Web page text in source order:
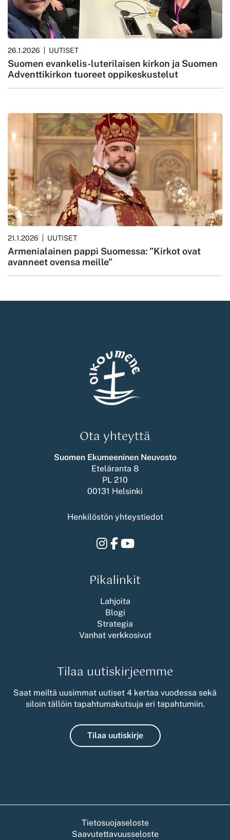
26.1.2026 UUTISET
Suomen evankelis-luterilaisen kirkon ja Suomen
Adventtikirkon tuoreet oppikeskustelut
21.1.2026 UUTISET
Armenialainen pappi Suomessa: ”Kirkot ovat
avanneet ovensa meille”
Ota yhteyttä
Suomen Ekumeeninen Neuvosto
Eteläranta 8
PL 210
00131 Helsinki
Henkilöstön yhteystiedot
Instagram
Facebook
Youtube
Pikalinkit
Lahjoita
Blogi
Strategia
Vanhat verkkosivut
Tilaa uutiskirjeemme
Saat meiltä uusimmat uutiset 4 kertaa vuodessa sekä
siloin tällöin tapahtumakutsuja eri tapahtumiin.
Tilaa uutiskirje
Tietosuojaseloste
Saavutettavuusseloste